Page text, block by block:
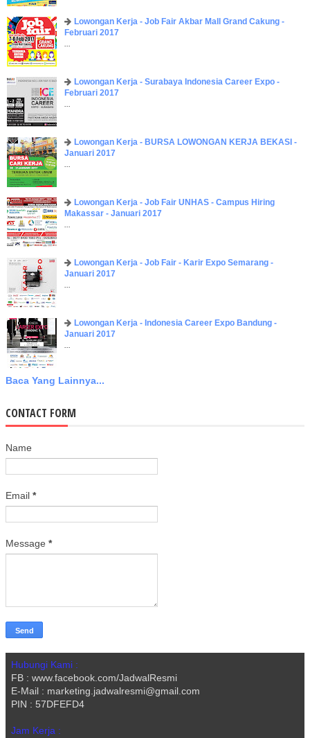
Lowongan Kerja - Job Fair ​Akbar ​Mall Grand Cakung -
Februari 2017
Lowongan Kerja - Surabaya Indonesia Career Expo -
Februari 2017
Lowongan Kerja - BURSA LOWONGAN KERJA BEKASI -
Januari 2017
Lowongan Kerja - Job Fair UNHAS - Campus Hiring
Makassar - Januari 2017
Lowongan Kerja - Job Fair - Karir Expo Semarang -
Januari 2017
Lowongan Kerja - Indonesia Career Expo Bandung -
Januari 2017
Baca Yang Lainnya...
CONTACT FORM
Name
Email *
Message *
Hubungi Kami :
FB : www.facebook.com/JadwalResmi
E-Mail : marketing.jadwalresmi@gmail.com
PIN : 57DFEFD4
Jam Kerja :